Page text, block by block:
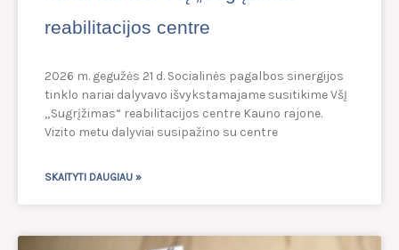
reabilitacijos centre
2026 m. gegužės 21 d. Socialinės pagalbos sinergijos
tinklo nariai dalyvavo išvykstamajame susitikime VšĮ
„Sugrįžimas“ reabilitacijos centre Kauno rajone.
Vizito metu dalyviai susipažino su centre
SKAITYTI DAUGIAU »